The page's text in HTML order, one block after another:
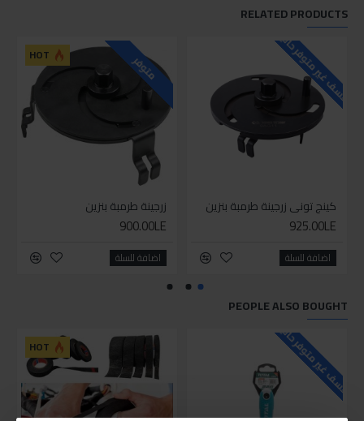
RELATED PRODUCTS
للاسف غير متوفر حاليا
كينج توني زرجينة طرمبة بنزين
925.00LE
اضافة للسلة
HOT متوفر
زرجينة طرمبة بنزين
900.00LE
اضافة للسلة
PEOPLE ALSO BOUGHT
للاسف غير متوفر حاليا HOT